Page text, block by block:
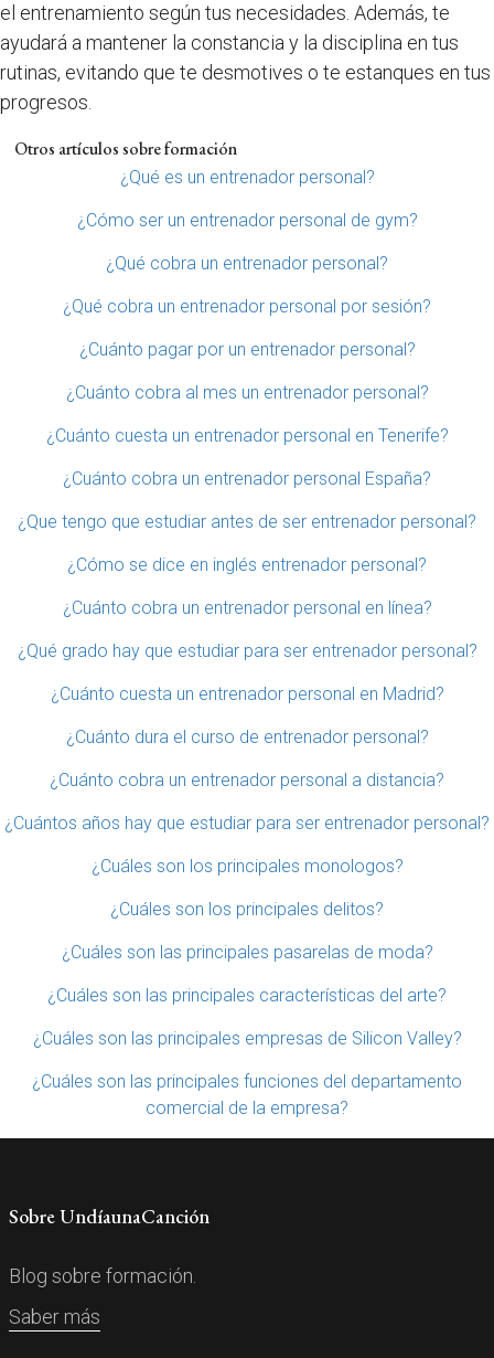
el entrenamiento según tus necesidades. Además, te
ayudará a mantener la constancia y la disciplina en tus
rutinas, evitando que te desmotives o te estanques en tus
progresos.
Otros artículos sobre formación
¿Qué es un entrenador personal?
¿Cómo ser un entrenador personal de gym?
¿Qué cobra un entrenador personal?
¿Qué cobra un entrenador personal por sesión?
¿Cuánto pagar por un entrenador personal?
¿Cuánto cobra al mes un entrenador personal?
¿Cuánto cuesta un entrenador personal en Tenerife?
¿Cuánto cobra un entrenador personal España?
¿Que tengo que estudiar antes de ser entrenador personal?
¿Cómo se dice en inglés entrenador personal?
¿Cuánto cobra un entrenador personal en línea?
¿Qué grado hay que estudiar para ser entrenador personal?
¿Cuánto cuesta un entrenador personal en Madrid?
¿Cuánto dura el curso de entrenador personal?
¿Cuánto cobra un entrenador personal a distancia?
¿Cuántos años hay que estudiar para ser entrenador personal?
¿Cuáles son los principales monologos?
¿Cuáles son los principales delitos?
¿Cuáles son las principales pasarelas de moda?
¿Cuáles son las principales características del arte?
¿Cuáles son las principales empresas de Silicon Valley?
¿Cuáles son las principales funciones del departamento
comercial de la empresa?
Sobre UndíaunaCanción
Blog sobre formación.
Saber más